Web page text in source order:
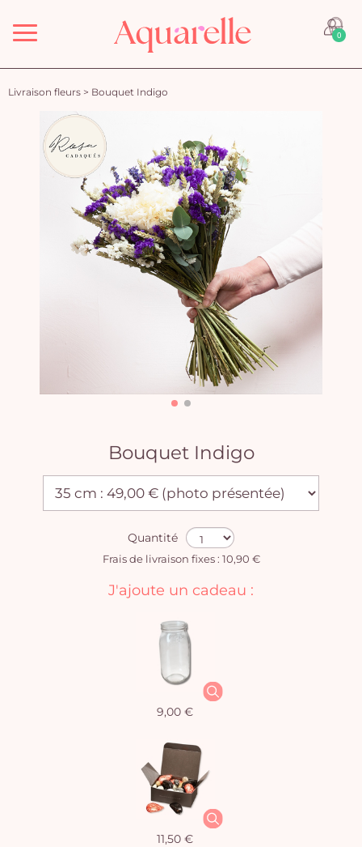
Menu 0
Livraison fleurs > Bouquet Indigo
Bouquet Indigo
Quantité
Frais de livraison fixes : 10,90 €
J'ajoute un cadeau :
9,00 €
11,50 €